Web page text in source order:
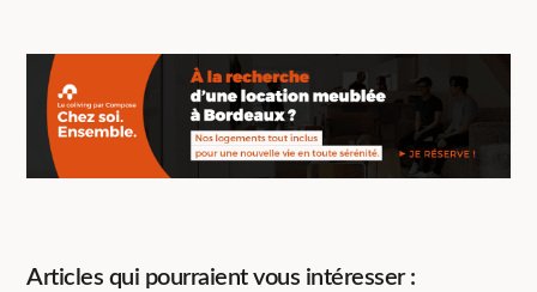
Articles qui pourraient vous intéresser :